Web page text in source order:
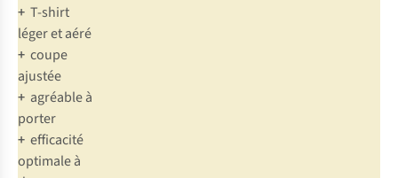
+ T-shirt
léger et aéré
+ coupe
ajustée
+ agréable à
porter
+ efficacité
optimale à